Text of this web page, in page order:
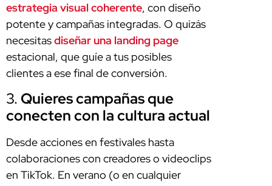
estrategia visual coherente, con diseño
potente y campañas integradas. O quizás
necesitasdiseñar una landing page
estacional, que guíe a tus posibles
clientes a ese final de conversión.
3. Quieres campañas que
conecten con la cultura actual
Desde acciones en festivales hasta
colaboraciones con creadores o videoclips
en TikTok. En verano (o en cualquier